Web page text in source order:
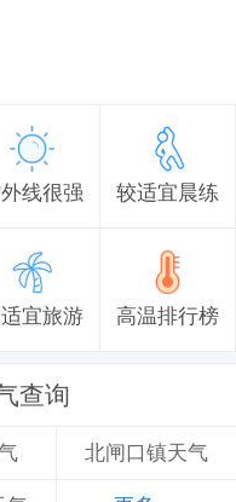
线很强 较适宜晨练
宜旅游 高温排行榜
查询
北闸口镇天气